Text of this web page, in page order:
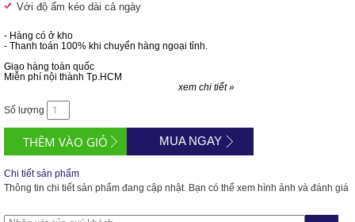
Với độ ẩm kéo dài cả ngày
- Hàng có ở kho
- Thanh toán 100% khi chuyển hàng ngoại tỉnh.
Giao hàng toàn quốc
Miễn phí nội thành Tp.HCM
xem chi tiết »
Số lượng
MUA NGAY
Chi tiết sản phẩm
Thông tin chi tiết sản phẩm đang cập nhật. Bạn có thể xem hình ảnh và đánh giá